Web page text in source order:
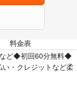
料金表
など◆初回60分無料◆
・クレジットなど柔